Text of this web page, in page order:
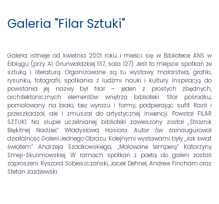
Galeria "Filar Sztuki"
Galeria istnieje od kwietnia 2001 roku i mieści się w Bibliotece ANS w
Elblągu (przy Al. Grunwaldzkiej 137, sala 127). Jest to miejsce spotkań ze
sztuką i literaturą. Organizowane są tu wystawy malarstwa, grafiki,
rysunku, fotografii, spotkania z ludźmi nauki i kultury. Inspiracją do
powstania jej nazwy był filar – jeden z prostych zbędnych,
architektonicznych elementów wnętrza biblioteki. Stał pośrodku,
pomalowany na biało, bez wyrazu i formy, podpierając sufit. Raził i
przeszkadzał, ale i zmuszał do artystycznej inwencji. Powstał FILAR
SZTUKI. Na słupie uczelnianej biblioteki zawieszony został „Strażnik
Błękitnej Nadziei” Władysława Hasiora. Autor ów zainaugurował
działalność Galerii Jednego Obrazu. Kolejnymi wystawami były „Jak świat
światem” Andrzeja Szadkowskiego, „Malowane temperą” Katarzyny
Smeji-Skulimowskiej. W ramach spotkań z poetą do galerii zostali
zaproszeni: Ryszard Sobieszczański, Jacek Dehnel, Andrew Fincham oraz
Stefan Jażdżewski.